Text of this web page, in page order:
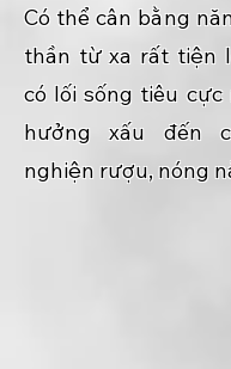
Có thể cân bằng
thần từ xa rất tiện
có lối sống tiêu cực
hưởng xấu đến
nghiện rượu, nóng